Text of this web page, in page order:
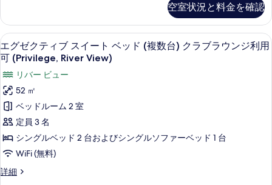
す
べ
て
の
写
真
を
表
示
す
る
フ
ロ
ア
の
す
べ
て
の
写
真
ィ
ブ
フ
ロ
ア
の
詳
細
Access.
Privilege)
の
す
べ
て
の
写
真
を
ー
ス
イ
ー
ト
(Business
Lounge
Access.
Privilege)
の
細
空室状況と料金を確認
エ
グ
ゼ
ク
テ
ィ
ブ
ス
イ
セーフティボックス (室内)、デスク
7
エグゼクティブ スイート ベッド (複数台) クラブラウンジ利用
可 (Privilege, River View)
リバー ビュー
52 ㎡
ベッドルーム 2 室
定員 3 名
シングルベッド 2 台およびシングルソファーベッド 1 台
WiFi (無料)
詳細
エ